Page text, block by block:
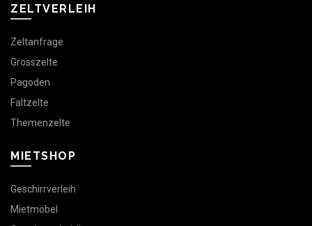
ZELTVERLEIH
Zeltanfrage
Grosszelte
Pagoden
Faltzelte
Themenzelte
MIETSHOP
Geschirrverleih
Mietmöbel